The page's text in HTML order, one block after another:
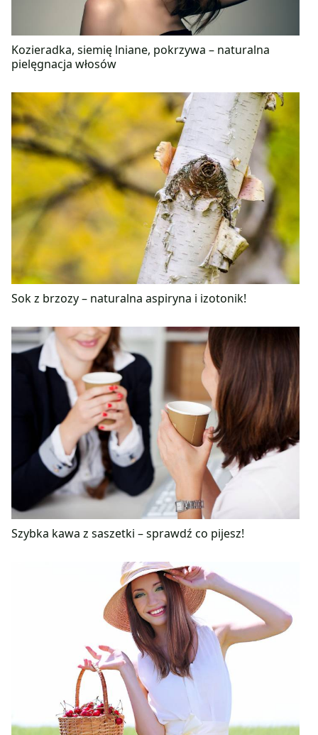
Kozieradka, siemię lniane, pokrzywa – naturalna
pielęgnacja włosów
Sok z brzozy – naturalna aspiryna i izotonik!
Szybka kawa z saszetki – sprawdź co pijesz!